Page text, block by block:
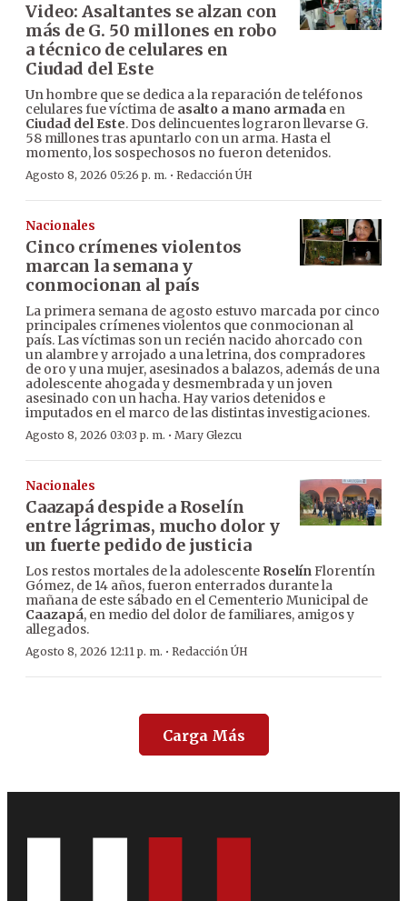
Video: Asaltantes se alzan con
más de G. 50 millones en robo
a técnico de celulares en
Ciudad del Este
Un hombre que se dedica a la reparación de teléfonos
celulares fue víctima de asalto a mano armada en
Ciudad del Este. Dos delincuentes lograron llevarse G.
58 millones tras apuntarlo con un arma. Hasta el
momento, los sospechosos no fueron detenidos.
Agosto 8, 2026 05:26 p. m. · Redacción ÚH
Nacionales
Cinco crímenes violentos
marcan la semana y
conmocionan al país
La primera semana de agosto estuvo marcada por cinco
principales crímenes violentos que conmocionan al
país. Las víctimas son un recién nacido ahorcado con
un alambre y arrojado a una letrina, dos compradores
de oro y una mujer, asesinados a balazos, además de una
adolescente ahogada y desmembrada y un joven
asesinado con un hacha. Hay varios detenidos e
imputados en el marco de las distintas investigaciones.
Agosto 8, 2026 03:03 p. m. · Mary Glezcu
Nacionales
Caazapá despide a Roselín
entre lágrimas, mucho dolor y
un fuerte pedido de justicia
Los restos mortales de la adolescente RoselínFlorentín
Gómez, de 14 años, fueron enterrados durante la
mañana de este sábado en el Cementerio Municipal de
Caazapá, en medio del dolor de familiares, amigos y
allegados.
Agosto 8, 2026 12:11 p. m. · Redacción ÚH
Carga Más